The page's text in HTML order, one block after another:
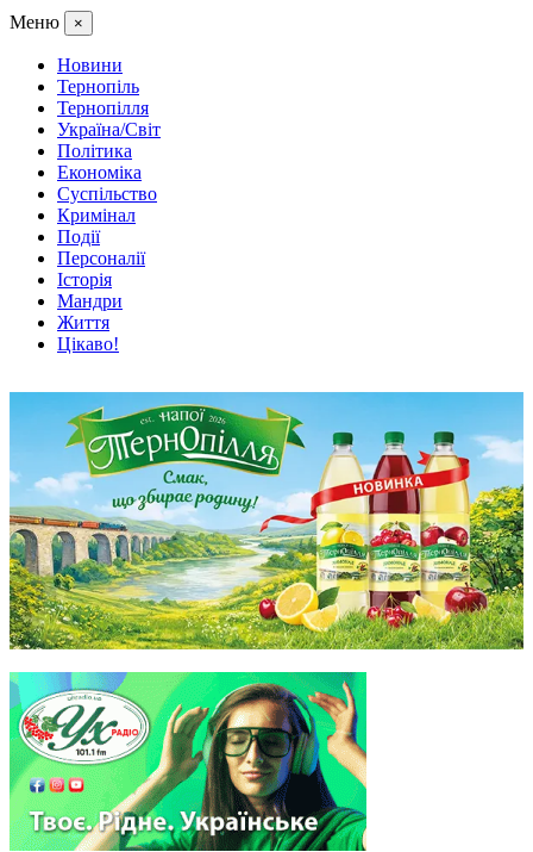
Меню ×
Новини
Тернопіль
Тернопілля
Україна/Світ
Політика
Економіка
Суспільство
Кримінал
Події
Персоналії
Історія
Мандри
Життя
Цікаво!